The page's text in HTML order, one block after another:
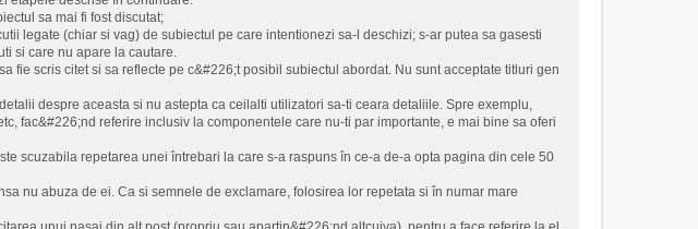
sa mai fi fost discutat;
legate (chiar si vag) de subiectul pe care intentionezi sa-l deschizi; s-ar putea sa gasesti
si care nu apare la cautare.
fie scris citet si sa reflecte pe c&#226;t posibil subiectul abordat. Nu sunt acceptate titluri gen
despre aceasta si nu astepta ca ceilalti utilizatori sa-ti ceara detaliile. Spre exemplu,
fac&#226;nd referire inclusiv la componentele care nu-ti par importante, e mai bine sa oferi
scuzabila repetarea unei întrebari la care s-a raspuns în ce-a de-a opta pagina din cele 50
nu abuza de ei. Ca si semnele de exclamare, folosirea lor repetata si în numar mare